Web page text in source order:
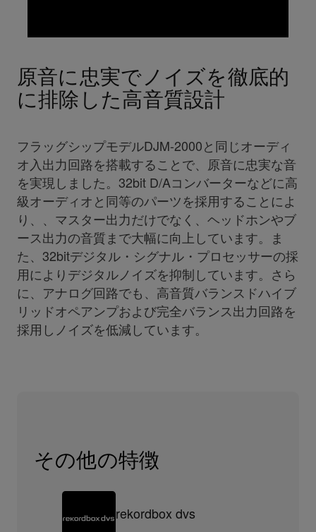
原音に忠実でノイズを徹底的
に排除した高音質設計
フラッグシップモデルDJM-2000と同じオーディ
オ入出力回路を搭載することで、原音に忠実な音
を実現しました。32bit D/Aコンバーターなどに高
級オーディオと同等のパーツを採用することによ
り、、マスター出力だけでなく、ヘッドホンやブ
ース出力の音質まで大幅に向上しています。ま
た、32bitデジタル・シグナル・プロセッサーの採
用によりデジタルノイズを抑制しています。さら
に、アナログ回路でも、高音質バランスドハイブ
リッドオペアンプおよび完全バランス出力回路を
採用しノイズを低減しています。
その他の特徴
rekordbox dvs